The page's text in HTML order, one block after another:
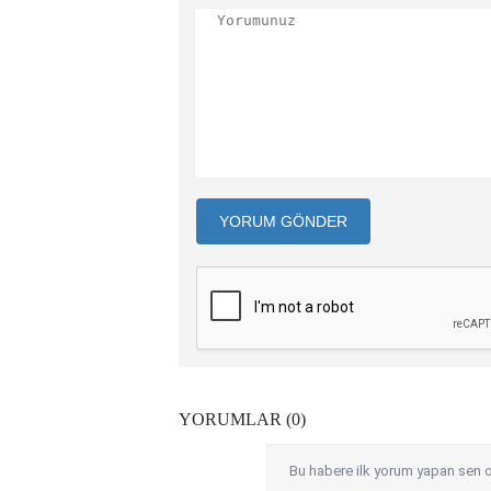
YORUM GÖNDER
YORUMLAR (0)
Bu habere ilk yorum yapan sen